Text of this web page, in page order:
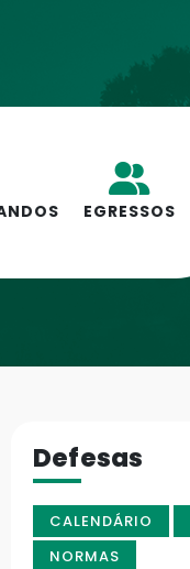
EGRESSOS
Defesas
CALENDÁRIO
NORMAS